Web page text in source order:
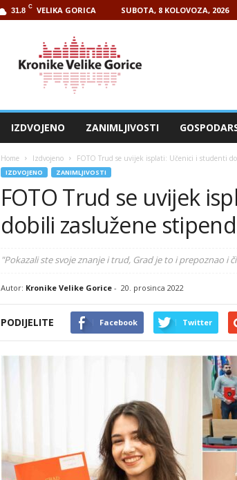
31.8 C VELIKA GORICA SUBOTA, 8 KOLOVOZA, 2026
IZDVOJENO ZANIMLJIVOSTI
Home Izdvojeno FOTO Trud se uvijek isplati: Učenici i studenti
IZDVOJENO ZANIMLJIVOSTI
FOTO Trud se uvijek
dobili zaslužene
"Pokazali ste svoje znanje i trud, Grad je to i prepoznao i
Autor: Kronike Velike Gorice- 20. prosinca 2022
PODIJELITE Facebook Twitter